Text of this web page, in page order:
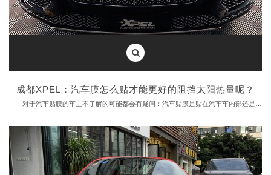
4、优秀的技术团队
人们都说：”三分膜，七分贴“可见经验丰富的贴膜技师多么重要，有经验的贴膜团队是保证贴膜质量的前提，而且不一样的车型施工难度不同，培训出来的仅贴过几台车的技师跟有着大量车型施工经验的贴膜技师是不可同日而语的。
成都XPEL：汽车膜怎么贴才能更好的阻挡太阳热量呢？
随着汽车膜需求的增加，其市场也越来越大，各大商家都想来分一杯羹，也导致了假货的泛滥。
如果有人告诉你：“汽车贴膜贴在车外”或“汽车贴膜要贴两层”，这两种不同说法都是不正确的，要么是不懂行，要么就是就是在忽悠你。